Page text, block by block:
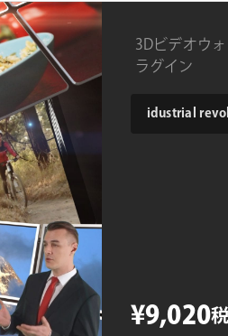
3Dビデオウ
ラグイン
product
¥9,020